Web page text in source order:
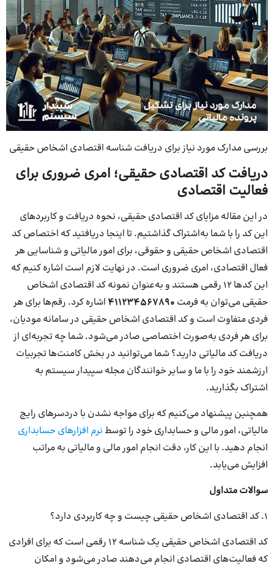
بررسی مدارک مورد نیاز برای دریافت شناسه اقتصادی اشخاص حقیقی
دریافت کد اقتصادی حقیقی؛ امری ضروری برای
فعالیت اقتصادی
در این مقاله مزایای کد اقتصادی حقیقی، نحوه دریافت و کاربردهای‌
این کد را با شما به‌اشتراک گذاشتیم. تا اینجا دریافتید که اختصاص کد
اقتصادی اشخاص حقیقی و حقوقی، برای امور مالیاتی و شناسایی هر
فعال اقتصادی، امری ضروری است. در نهایت لازم است اشاره کنیم که
این کدها 12 رقمی هستند و به‌عنوان نمونه کد اقتصادی اشخاص
حقیقی می‌توان به فرمت ۴۱۱۲۳۴۵۶۷۸۹۰ اشاره کرد. رقم‌ها برای هر
فردی متفاوت است و کد اقتصادی اشخاص حقیقی در سامانه مودیان،
برای هر فردی به‌صورت اختصاصی صادر می‌شود. شما چه تجربه‌ای از
دریافت کد مالیاتی دارید؟ شما می‌توانید در بخش کامنت‌ها تجربیات
ارزشمند خود را با ما و سایر خوانندگان مجله سپیدار سیستم به
اشتراک بگذارید.
همچنین پیشنهاد می‌کنیم که برای مواجه نشدن با دردسرهای رایج
مالیاتی، امور مالی و حسابداری خود را توسط نرم افزارهای حسابداری
انجام دهید. با این کار، دقت انجام امور مالی و مالیاتی به مراتب
افزایش می‌یابد.
سوالات متداول
1. کد اقتصادی اشخاص حقیقی چیست و چه کاربردی دارد؟
کد اقتصادی اشخاص حقیقی یک شناسه ۱۲ رقمی است که برای افرادی
که فعالیت‌های اقتصادی انجام می‌دهند صادر می‌شود و امکان